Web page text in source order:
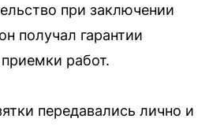
при заключении
получал гарантии
работ.
передавались лично и